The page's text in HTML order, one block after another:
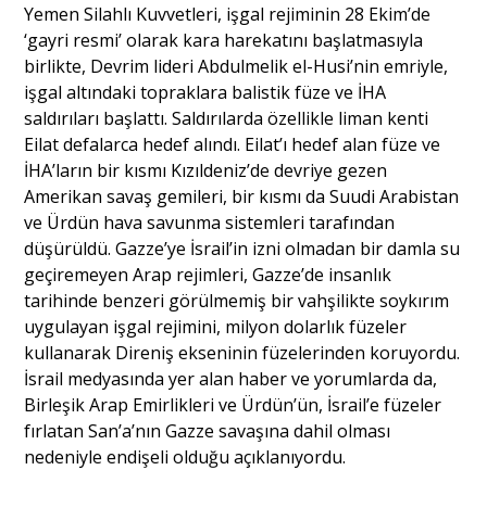
Yemen Silahlı Kuvvetleri, işgal rejiminin 28 Ekim’de
‘gayri resmi’ olarak kara harekatını başlatmasıyla
birlikte, Devrim lideri Abdulmelik el-Husi’nin emriyle,
işgal altındaki topraklara balistik füze ve İHA
saldırıları başlattı. Saldırılarda özellikle liman kenti
Eilat defalarca hedef alındı. Eilat’ı hedef alan füze ve
İHA’ların bir kısmı Kızıldeniz’de devriye gezen
Amerikan savaş gemileri, bir kısmı da Suudi Arabistan
ve Ürdün hava savunma sistemleri tarafından
düşürüldü. Gazze’ye İsrail’in izni olmadan bir damla su
geçiremeyen Arap rejimleri, Gazze’de insanlık
tarihinde benzeri görülmemiş bir vahşilikte soykırım
uygulayan işgal rejimini, milyon dolarlık füzeler
kullanarak Direniş ekseninin füzelerinden koruyordu.
İsrail medyasında yer alan haber ve yorumlarda da,
Birleşik Arap Emirlikleri ve Ürdün’ün, İsrail’e füzeler
fırlatan San’a’nın Gazze savaşına dahil olması
nedeniyle endişeli olduğu açıklanıyordu.